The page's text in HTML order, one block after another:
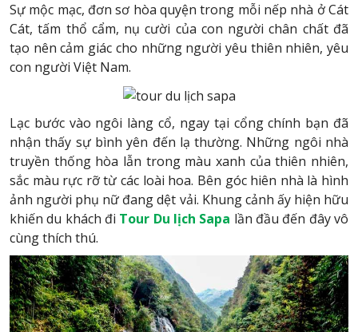
Sự mộc mạc, đơn sơ hòa quyện trong mỗi nếp nhà ở Cát
Cát, tấm thổ cẩm, nụ cười của con người chân chất đã
tạo nên cảm giác cho những người yêu thiên nhiên, yêu
con người Việt Nam.
Lạc bước vào ngôi làng cổ, ngay tại cổng chính bạn đã
nhận thấy sự bình yên đến lạ thường. Những ngôi nhà
truyền thống hòa lẫn trong màu xanh của thiên nhiên,
sắc màu rực rỡ từ các loài hoa. Bên góc hiên nhà là hình
ảnh người phụ nữ đang dệt vải. Khung cảnh ấy hiện hữu
khiến du khách đi Tour Du lịch Sapa lần đầu đến đây vô
cùng thích thú.